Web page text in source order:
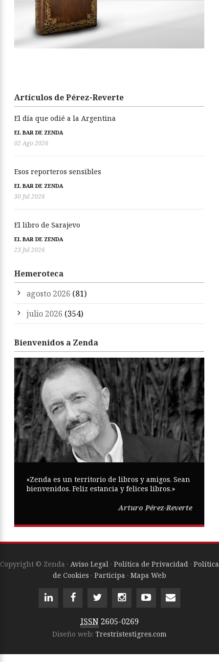
Artículos de Pérez-Reverte
El día que odié a la Argentina
EL BAR DE ZENDA
02 Ago 2026
Esos reporteros sensibles
EL BAR DE ZENDA
30 Jul 2026
El libro de Sarajevo
EL BAR DE ZENDA
23 Jul 2026
Hemeroteca
agosto 2026 (81)
julio 2026 (354)
Bienvenidos a Zenda
«Zenda es un territorio de libros y amigos. Sean
bienvenidos. Feliz estancia y felices libros.»
Arturo Pérez-Reverte
Copyright © Zenda · Aviso Legal · Política de Privacidad · Política
de Cookies · Participa · Mapa Web
ISSN 2605-0269
Diseño web: Trestristestigres.com